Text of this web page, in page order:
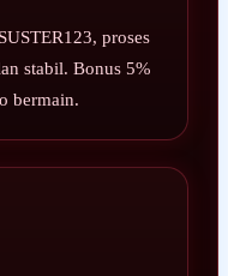
proses
stabil. Bonus 5%
bermain.